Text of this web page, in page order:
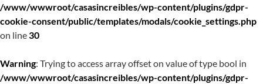
/www/wwwroot/casasincreibles/wp-content/plugins/gdpr-
cookie-consent/public/templates/modals/cookie_settings.php
on line30
Warning: Trying to access array offset on value of type bool in
/www/wwwroot/casasincreibles/wp-content/plugins/gdpr-